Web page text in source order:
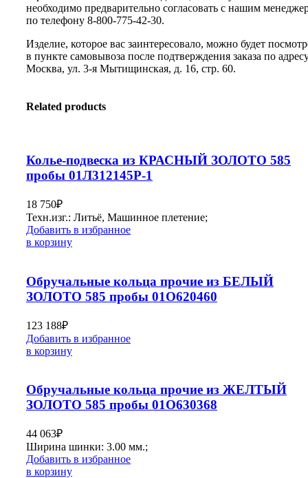
необходимо предварительно согласовать с нашим
по телефону 8-800-775-42-30.
Изделие, которое вас заинтересовало, можно будет
в пункте самовывоза после подтверждения заказа по
Москва, ул. 3-я Мытищинская, д. 16, стр. 60.
Related products
Колье-подвеска из КРАСНЫЙ ЗОЛОТО 585
пробы 01Л312145Р-1
18 750₽
Техн.изг.: Литьё, Машинное плетение;
Добавить в избранное
в корзину
Обручальные кольца прочие из БЕЛЫЙ
ЗОЛОТО 585 пробы 01О620460
123 188₽
Добавить в избранное
в корзину
Обручальные кольца прочие из ЖЕЛТЫЙ
ЗОЛОТО 585 пробы 01О630368
44 063₽
Ширина шинки: 3.00 мм.;
Добавить в избранное
в корзину